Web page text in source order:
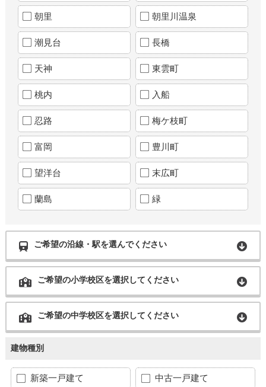
朝里 朝里川温泉
潮見台 長橋
天神 東雲町
桃内 入船
忍路 梅ケ枝町
富岡 豊川町
望洋台 末広町
蘭島 緑
ご希望の沿線・駅を選んでください
ご希望の小学校区を選択してください
ご希望の中学校区を選択してください
建物種別
新築一戸建て 中古一戸建て